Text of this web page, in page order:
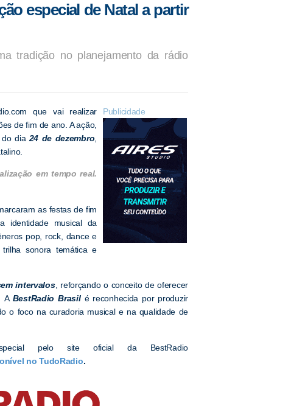
especial de Natal a partir
tradição no planejamento da rádio
Publicidade
que vai realizar
de fim de ano. A ação,
dia 24 de dezembro
em tempo real.
as festas de fim
identidade musical da
pop, rock, dance e
sonora temática e
intervalos, reforçando o conceito de oferecer
A BestRadio Brasilé reconhecida por produzir
o foco na curadoria musical e na qualidade de
pelo site oficial da BestRadio
no TudoRadio.